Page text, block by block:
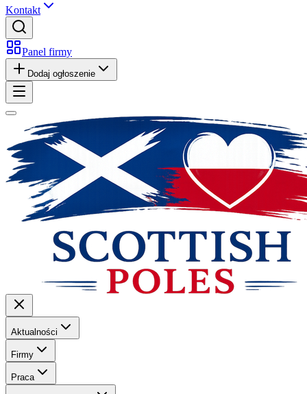
Kontakt
Panel firmy
Dodaj ogłoszenie
Aktualności
Firmy
Praca